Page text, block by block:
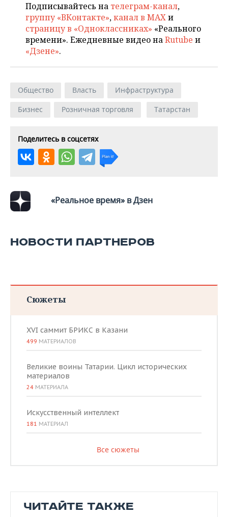
Подписывайтесь на телеграм-канал,
группу «ВКонтакте»,канал в MAXи
страницу в «Одноклассниках» «Реального
времени». Ежедневные видео наRutube и
«Дзене».
Общество Власть
Инфраструктура
Бизнес
Розничная торговля Татарстан
Поделитесь в соцсетях
«Реальное время» в Дзен
НОВОСТИ ПАРТНЕРОВ
Сюжеты
XVI саммит БРИКС в Казани
499 МАТЕРИАЛОВ
Великие воины Татарии. Цикл исторических
материалов
24 МАТЕРИАЛА
Искусственный интеллект
181 МАТЕРИАЛ
Все сюжеты
ЧИТАЙТЕ ТАКЖЕ